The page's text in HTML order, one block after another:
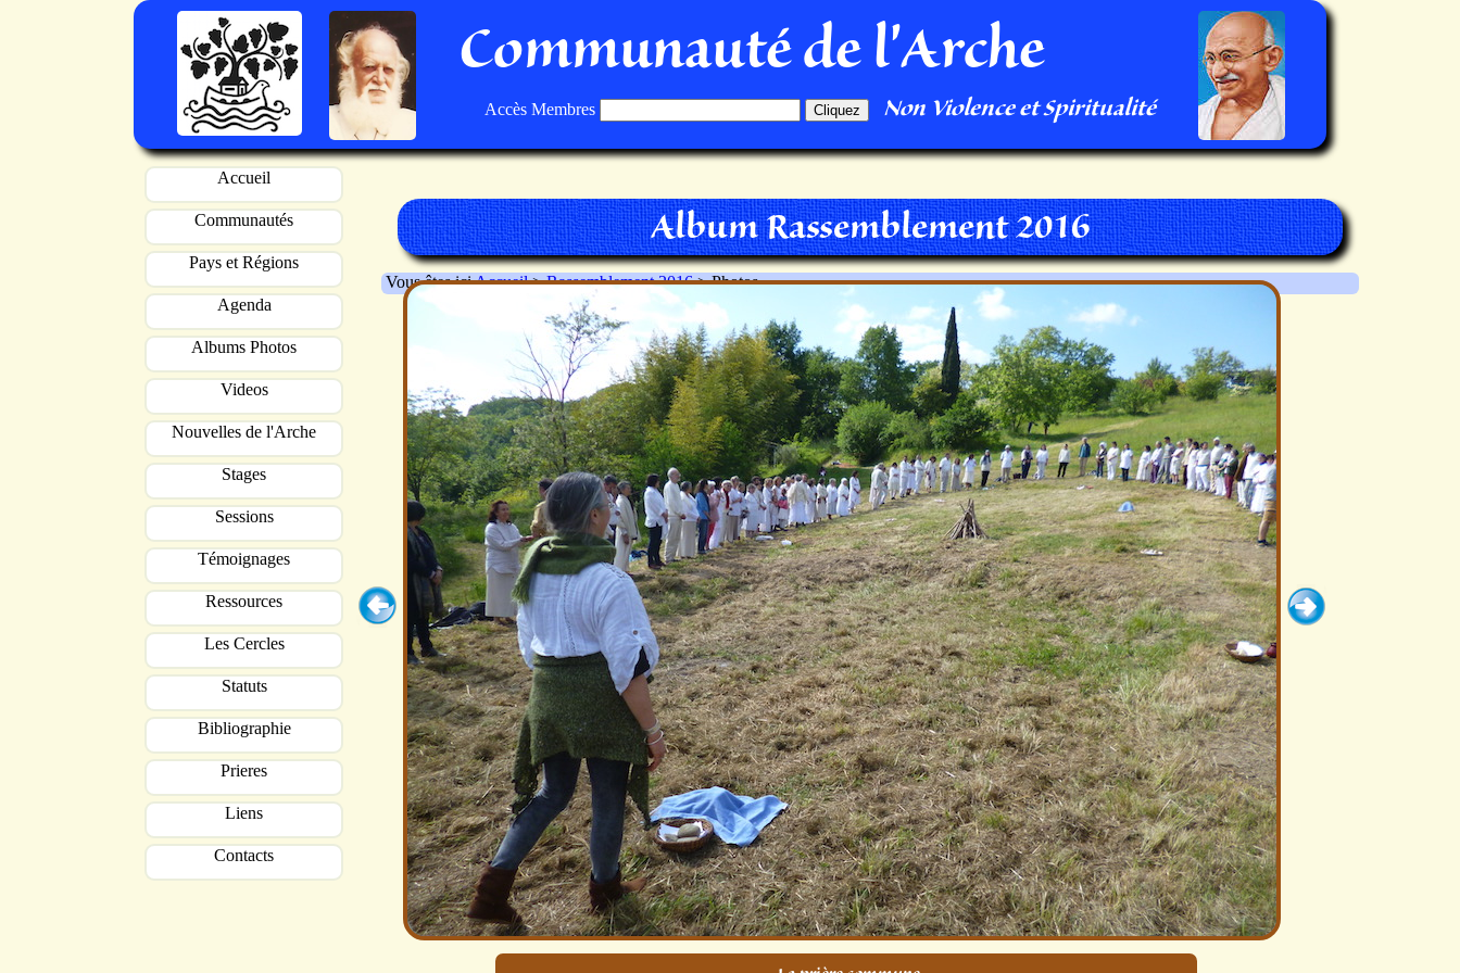
Communauté de l'Arche
Non Violence et Spiritualité
Accès Membres
Accueil
Communautés
Pays et Régions
Agenda
Albums Photos
Videos
Nouvelles de l'Arche
Stages
Sessions
Témoignages
Ressources
Les Cercles
Statuts
Bibliographie
Prieres
Liens
Contacts
Album Rassemblement 2016
Vous êtes iciAccueil>Rassemblement 2016> Photos